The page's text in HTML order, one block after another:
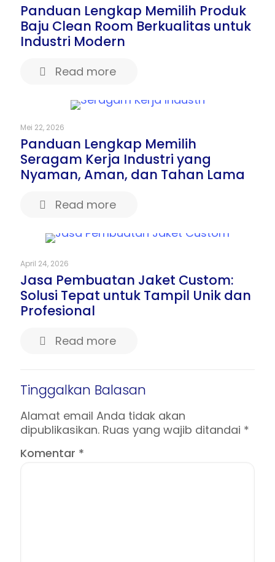
Panduan Lengkap Memilih Produk
Baju Clean Room Berkualitas untuk
Industri Modern
Read more
Mei 22, 2026
Panduan Lengkap Memilih
Seragam Kerja Industri yang
Nyaman, Aman, dan Tahan Lama
Read more
April 24, 2026
Jasa Pembuatan Jaket Custom:
Solusi Tepat untuk Tampil Unik dan
Profesional
Read more
Tinggalkan Balasan
Alamat email Anda tidak akan
dipublikasikan. Ruas yang wajib ditandai *
Komentar *